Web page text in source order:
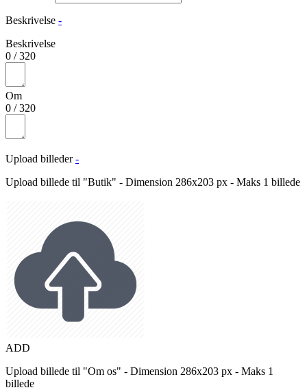
Beskrivelse -
Beskrivelse
0 /320
Om
0 /320
Upload billeder -
Upload billede til "Butik" - Dimension 286x203 px - Maks 1 billede
ADD
Upload billede til "Om os" - Dimension 286x203 px - Maks 1
billede